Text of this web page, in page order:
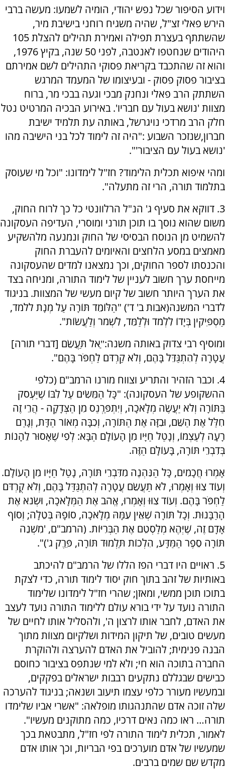
וידוע הסיפור שכל נפש יהודי, הומיה לשמעו: מעשה ברבי
הירש פאלי זצ"ל, שהיה משגיח רוחני בישיבת מיר,
שהשתתף בעצרת תפילה ואמירת תהילים להצלת 105
היהודים שנחטפו לאנטבה, לפני 50 שנה, בקיץ 1976,
והוא זה שהתכבד בקריאת פסוקי התהילים לשם אמירתם
בציבור פסוק פסוק - ובעיצומו של המעמד המרגש
השתתק הרב פאלי ונחנק מבכי וגעה בבכי מר, ברוח
מצוות 'נושא בעול עם חבריו'. באירוע הבכיה המרטיט נטל
חלק הרב מרדכי נויגרשל, באותה עת תלמיד ישיבת
חברון,שנזכר השבוע :"היה זה לימוד לכל בני הישיבה מהו
'נושא בעול עם הציבור'".
ומהי איפוא תכלית הלימוד? חז"ל לימדונו: "וכל מי שעוסק
בתלמוד תורה, הרי זה מתעלה".
3. דווקא את סעיף ג' הנ"ל הרלוונטי כל כך לרוח החוק,
משום שהוא נוסך בו תוכן תורני ומוסרי, העדיפה העסקונה
להשמיט מן הנוסח הבסיסי של החוק ונמנעה מלהשקיע
מאמצים במסע הלחצים והאיומים להעברת החוק
והכנסתו לספר החוקים, וכך נמצאנו למדים שהעסקונה
מייחסת ערך חשוב לעניין של לימוד התורה, ומניחה בצד
את הערך היותר חשוב של קיום מעשי של המצוות. בניגוד
לדברי המשנה(אבות ב' ד') "הַלּוֹמֵד תּוֹרָה עַל מְנָת ללמד,
מַסְפִּיקִין בְּיָדוֹ לִלְמֹד וּלְלַמֵּד, לִשְׁמֹר וְלַעֲשׂוֹת".
ומוסיף רבי צדוק באותה משנה:"ַאל תַּעֲשֵׂם [דברי תורה]
עֲטָרָה לְהִתְגַּדֵּל בָּהֶם, וְלֹא קַרְדֹּם לַחְפֹּר בָּהֶם".
4. וכבר הזהיר והתריע וצווח מורנו הרמב"ם (כלפי
ההשקופע של העסקונה): "כָּל הַמֵּשִׂים עַל לִבּוֹ שֶׁיַּעְסֹק
בַּתּוֹרָה וְלֹא יַעֲשֶׂה מְלָאכָה, וְיִתְפַּרְנַס מִן הַצְּדָקָה - הֲרֵי זֶה
חִלַּל אֶת הַשֵּׁם, וּבִזָּה אֶת הַתּוֹרָה, וְכִבָּה מְאוֹר הַדָּת, וְגָרַם
רָעָה לְעַצְמוֹ, וְנָטַל חַיָּיו מִן הָעוֹלָם הַבָּא: לְפִי שֶׁאָסוּר לֵהָנוֹת
בְּדִבְרֵי תּוֹרָה, בָּעוֹלָם הַזֶּה.
אָמְרוּ חֲכָמִים, כָּל הַנִּהְנֶה מִדִּבְרֵי תּוֹרָה, נָטַל חַיָּיו מִן הָעוֹלָם.
וְעוֹד צִוּוּ וְאָמְרוּ, לֹא תַעֲשֵׂם עֲטָרָה לְהִתְגַּדַּל בָּהֶם, וְלֹא קֻרְדֹּם
לַחְפֹּר בָּהֶם. וְעוֹד צִוּוּ וְאָמְרוּ, אֱהֹב אֶת הַמְּלָאכָה, וּשְׂנֹא אֶת
הָרַבָּנוּת. וְכָל תּוֹרָה שְׁאֵין עִמָּהּ מְלָאכָה, סוֹפָהּ בְּטֵלָה; וְסוֹף
אָדָם זֶה, שֶׁיְּהֶא מְלַסְטֵם אֶת הַבְּרִיּוֹת. (הרמב"ם, 'מִשְׁנֵה
תּוֹרָה סֵפֶר הַמַּדָּע, הִלְכוֹת תַּלְמוּד תּוֹרָה, פֵּרֶק ג')".
5. ראויים היו דברי הפז הללו של הרמב"ם להיכתב
באותיות של זהב בתוך חוק יסוד לימוד תורה, כדי לצקת
בתוכו תוכן ממשי, ומאזן; שהרי חז"ל לימדונו שלימוד
התורה נועד על ידי בורא עולם ללימוד התורה נועד לעצב
את האדם, לחבר אותו לרצון ה', ולהסליל אותו לחיים של
מעשים טובים, של תיקון המידות ושלקיום מצווֹת מתוך
הבנה פנימית; להוביל את האדם להערצה ולהוקרת
החברה בתוכה הוא חי; ולא למי שנתפס בציבור כחוסם
כבישים שבגללם נתקעים רבבות ישראלים בפקקים,
ובמעשיו מעורר כלפי עצמו תיעוב ושנאה; בניגוד להערכה
שלה זוכה אדם שהתנהגותו מופלאה: "אשרי אביו שלימדו
תורה… ראו כמה נאים דרכיו, כמה מתוקנים מעשיו".
לאמור, תכלית לימוד התורה לפי חז"ל, מתבטאת בכך
שמעשיו של אדם מוערכים בפי הבריות, וכך אותו אדם
מקדש שם שמים ברבים.